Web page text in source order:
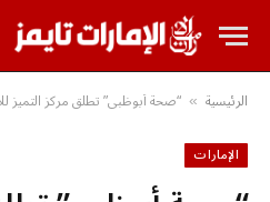
الرئيسية » “صحة أبوظبي” تطلق مركز التميز
الإمارات